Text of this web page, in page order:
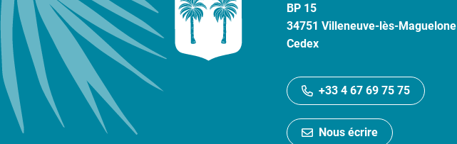
BP 15
34751 Villeneuve-lès-Maguelone
Cedex
+33 4 67 69 75 75
Nous écrire